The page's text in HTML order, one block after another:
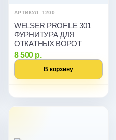
АРТИКУЛ: 1200
WELSER PROFILE 301
ФУРНИТУРА ДЛЯ
ОТКАТНЫХ ВОРОТ
8 500 р.
В корзину